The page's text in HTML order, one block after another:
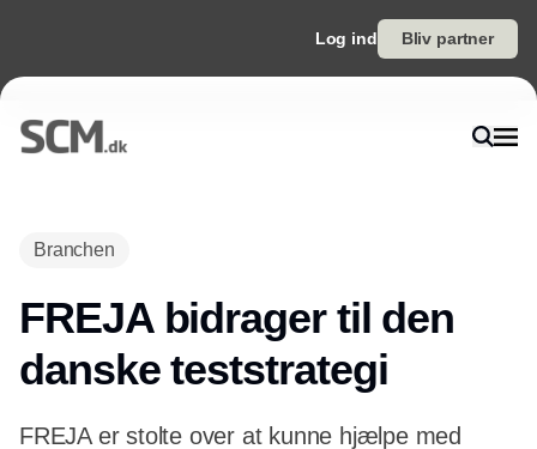
Log ind Bliv partner
Branchen
FREJA bidrager til den
danske teststrategi
FREJA er stolte over at kunne hjælpe med